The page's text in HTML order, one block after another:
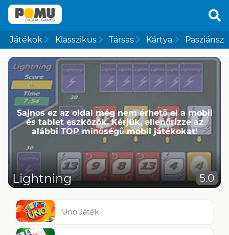
Játékok Klasszikus Társas Kártya Pasziánsz
Sajnos ez az oldal még nem érhető el a mobil
és tablet eszközök. Kérjük, ellenőrizze az
alábbi TOP minőségű mobil játékokat!
Lightning 5.0
Uno Játék